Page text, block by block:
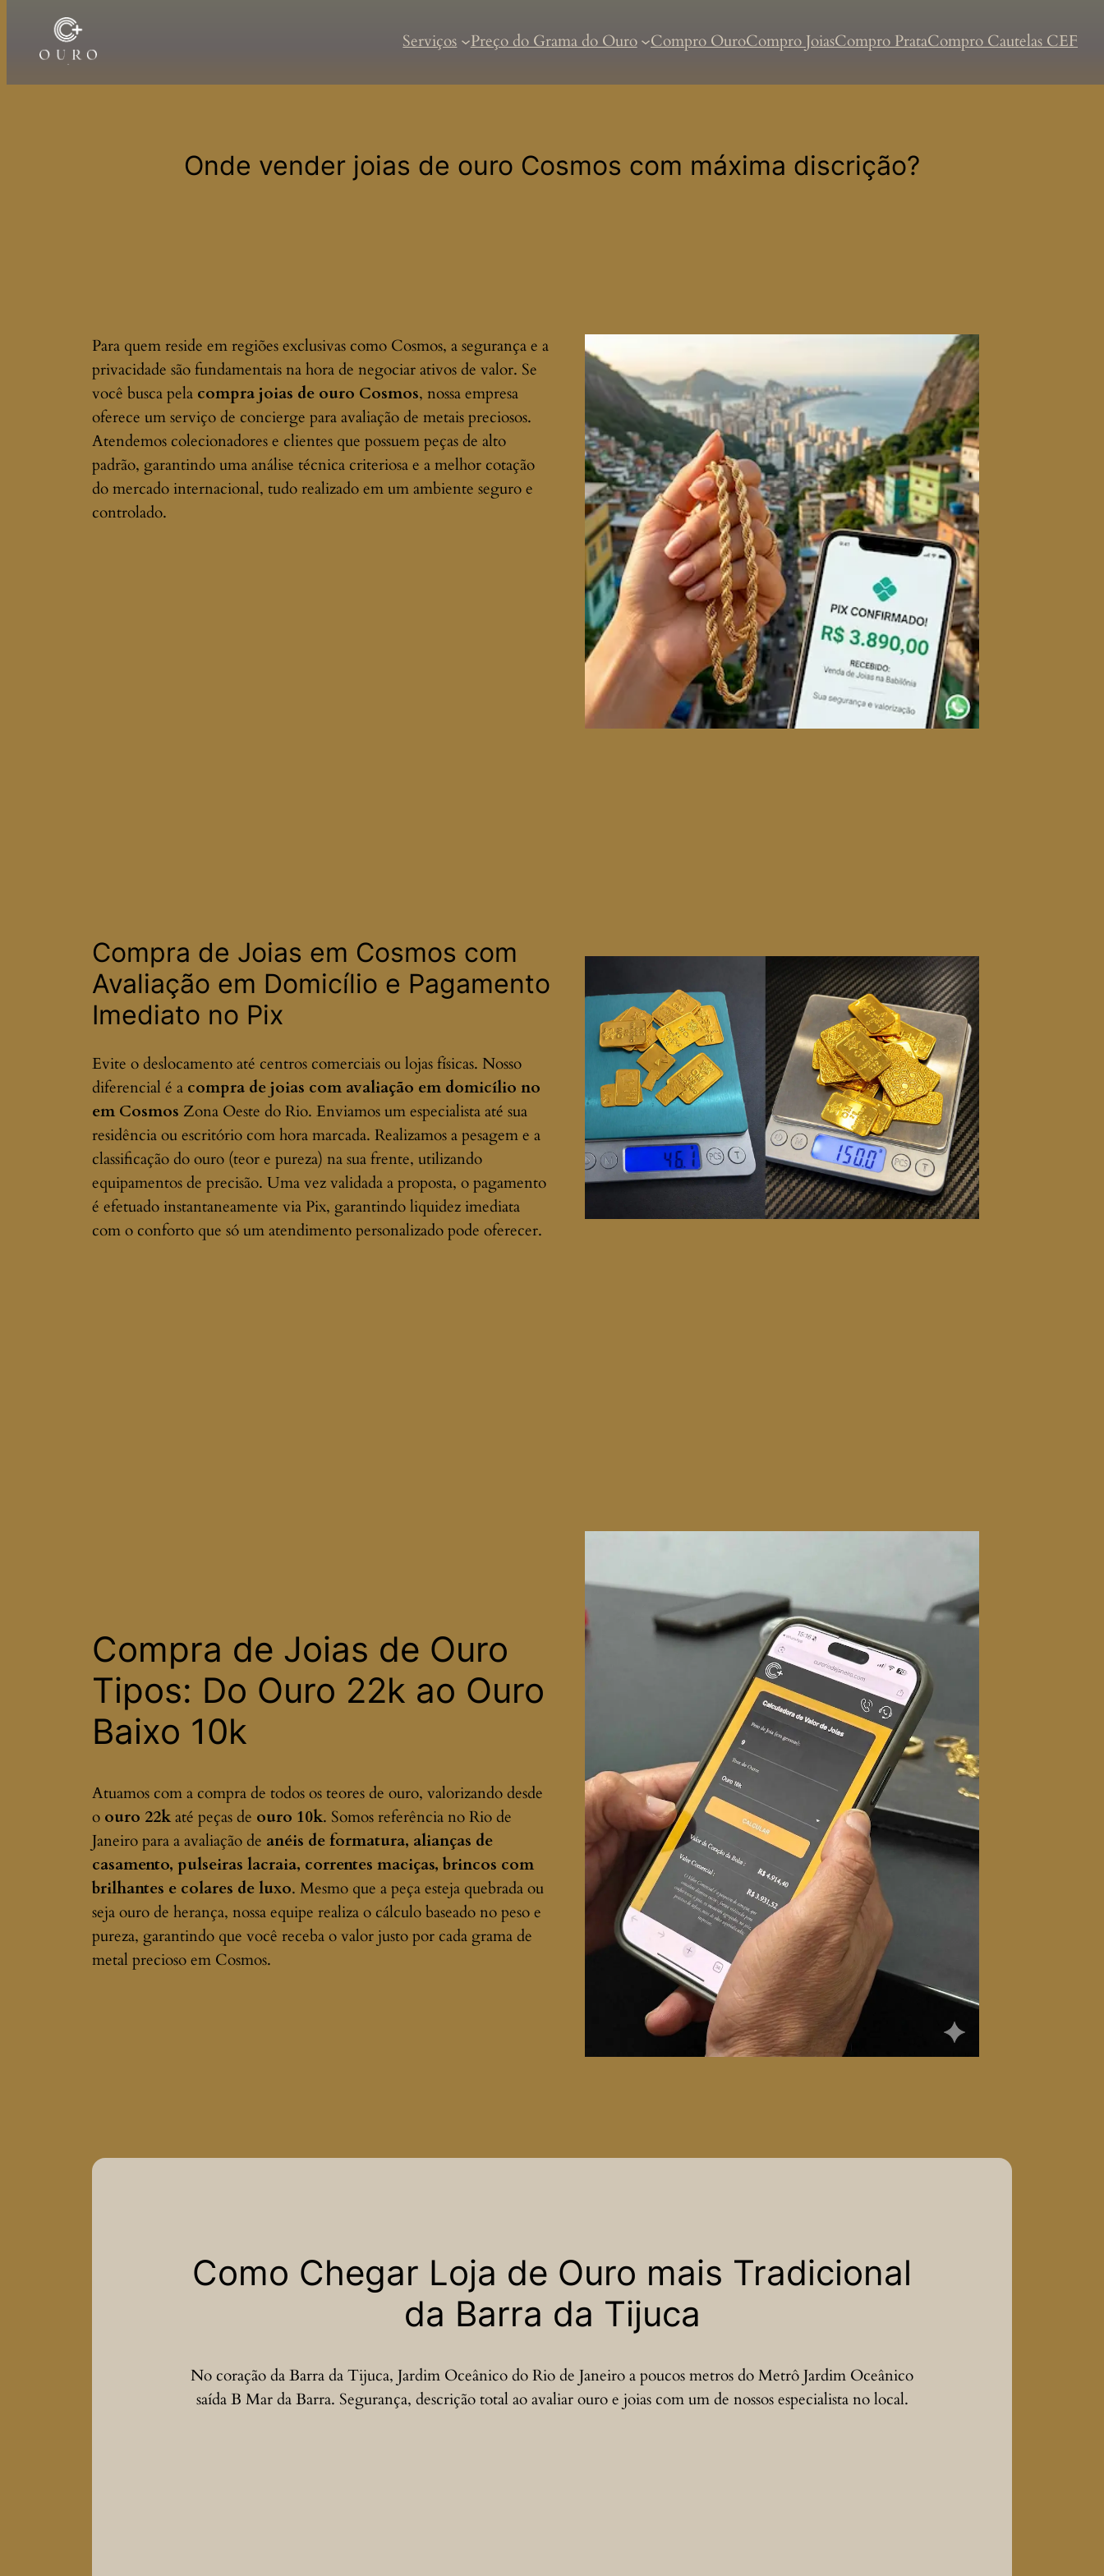
Serviços Preço do Grama do Ouro Compro OuroCompro JoiasCompro PrataCompro Cautelas CEF
Onde vender joias de ouro Cosmos com máxima discrição?
Para quem reside em regiões exclusivas como Cosmos, a segurança e a
privacidade são fundamentais na hora de negociar ativos de valor. Se
você busca pela compra joias de ouro Cosmos, nossa empresa
oferece um serviço de concierge para avaliação de metais preciosos.
Atendemos colecionadores e clientes que possuem peças de alto
padrão, garantindo uma análise técnica criteriosa e a melhor cotação
do mercado internacional, tudo realizado em um ambiente seguro e
controlado.
Compra de Joias em Cosmos com
Avaliação em Domicílio e Pagamento
Imediato no Pix
Evite o deslocamento até centros comerciais ou lojas físicas. Nosso
diferencial é a compra de joias com avaliação em domicílio no
em Cosmos Zona Oeste do Rio. Enviamos um especialista até sua
residência ou escritório com hora marcada. Realizamos a pesagem e a
classificação do ouro (teor e pureza) na sua frente, utilizando
equipamentos de precisão. Uma vez validada a proposta, o pagamento
é efetuado instantaneamente via Pix, garantindo liquidez imediata
com o conforto que só um atendimento personalizado pode oferecer.
Compra de Joias de Ouro
Tipos: Do Ouro 22k ao Ouro
Baixo 10k
Atuamos com a compra de todos os teores de ouro, valorizando desde
o ouro 22katé peças de ouro 10k. Somos referência no Rio de
Janeiro para a avaliação de anéis de formatura, alianças de
casamento, pulseiras lacraia, correntes maciças, brincos com
brilhantes e colares de luxo. Mesmo que a peça esteja quebrada ou
seja ouro de herança, nossa equipe realiza o cálculo baseado no peso e
pureza, garantindo que você receba o valor justo por cada grama de
metal precioso em Cosmos.
Como Chegar Loja de Ouro mais Tradicional
da Barra da Tijuca
No coração da Barra da Tijuca, Jardim Oceânico do Rio de Janeiro a poucos metros do Metrô Jardim Oceânico
saída B Mar da Barra. Segurança, descrição total ao avaliar ouro e joias com um de nossos especialista no local.